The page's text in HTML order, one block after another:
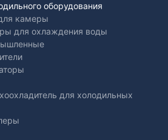
оборудования
камеры
для охлаждения воды
для холодильных